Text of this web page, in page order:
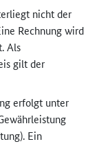
nicht der
Rechnung wird
Als
gilt der
erfolgt unter
Ein